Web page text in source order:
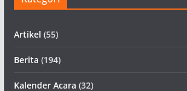
Artikel (55)
Berita (194)
Kalender Acara (32)